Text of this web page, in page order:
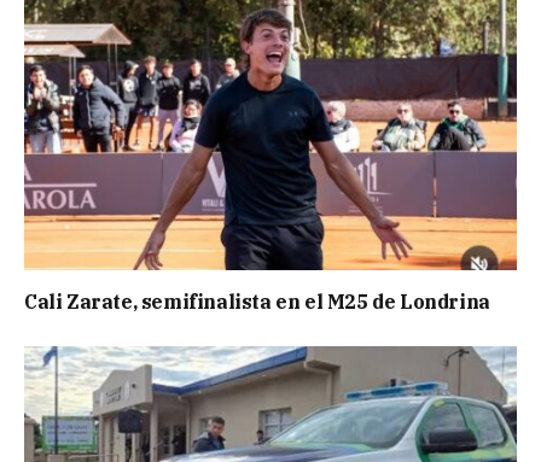
Cali Zarate, semifinalista en el M25 de Londrina